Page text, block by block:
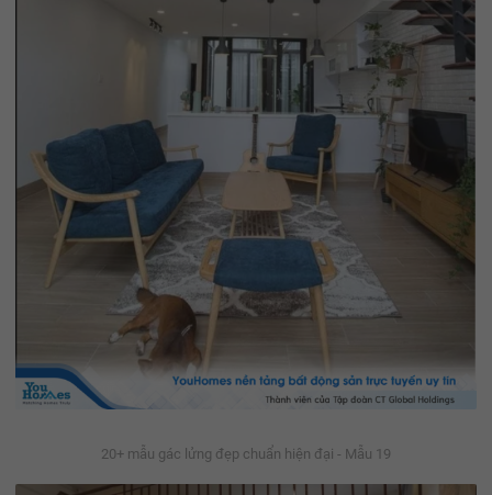
20+ mẫu gác lửng đẹp chuẩn hiện đại - Mẫu 19